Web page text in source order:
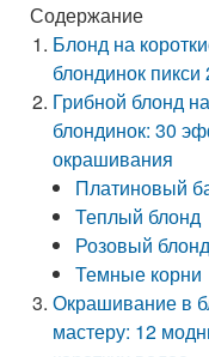
Содержание
Блонд на
блондинок пикси
Грибной блонд
блондинок: 30
окрашивания
Платиновый
Теплый блонд
Розовый блонд
Темные корни
Окрашивание в
мастеру: 12